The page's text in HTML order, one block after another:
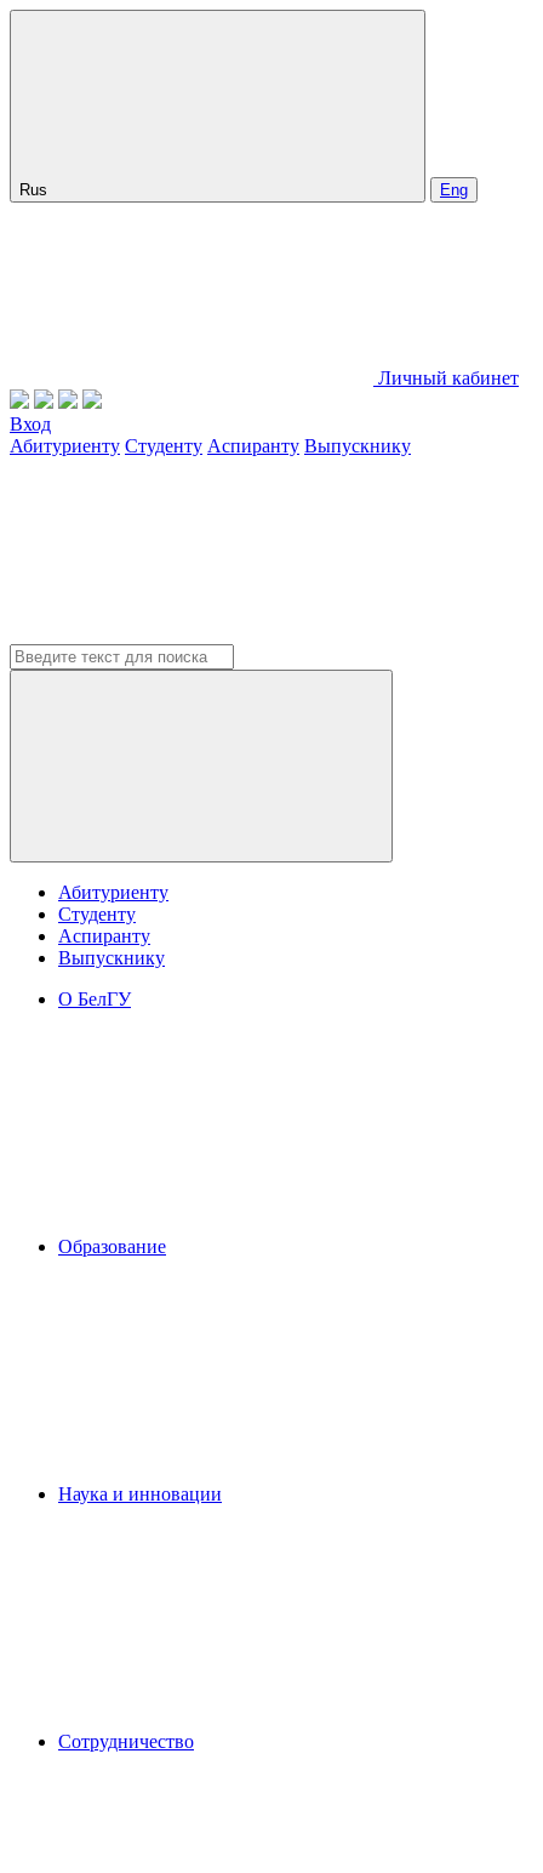
Rus Eng
Личный кабинет
Вход
Абитуриенту Студенту Аспиранту Выпускнику
Абитуриенту
Студенту
Аспиранту
Выпускнику
О БелГУ
Образование
Наука и инновации
Сотрудничество